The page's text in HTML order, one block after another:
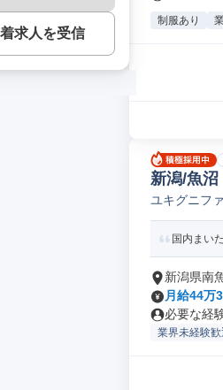
求人を受信
制服あり
新潟/魚沼
ディレク
ユキグニフ
国内まい
新潟県南
月給44万
必要な経
業界未経験歓